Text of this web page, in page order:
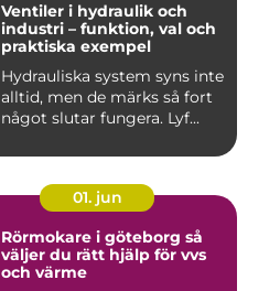
Ventiler i hydraulik och
industri – funktion, val och
praktiska exempel
Hydrauliska system syns inte
alltid, men de märks så fort
något slutar fungera. Lyf...
01. jun
Rörmokare i göteborg så
väljer du rätt hjälp för vvs
och värme